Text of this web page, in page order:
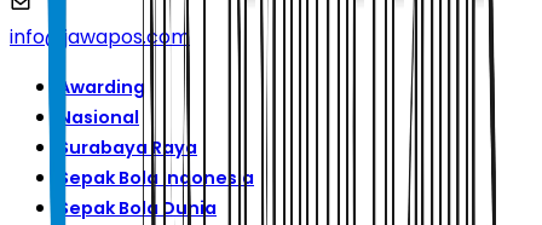
info@jawapos.com
Awarding
Nasional
Surabaya Raya
Sepak Bola Indonesia
Sepak Bola Dunia